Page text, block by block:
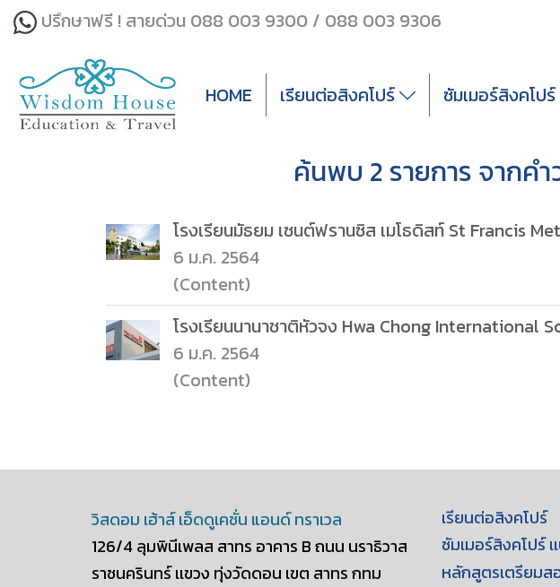
ปรึกษาฟรี ! สายด่วน 088 003 9300 / 088 003 9306
HOME เรียนต่อสิงคโปร์ ซัมเมอร์สิงคโปร์
ค้นพบ 2 รายการ จากคำ
โรงเรียนมัธยม เซนต์ฟรานซิส เมโธดิสท์ St Francis
6 ม.ค. 2564
(Content)
โรงเรียนนานาชาติหัวจง Hwa Chong International
6 ม.ค. 2564
(Content)
วิสดอม เฮ้าส์ เอ็ดดูเคชั่น แอนด์ ทราเวล
126/4 ลุมพินีเพลส สาทร อาคาร Bถนน นราธิวาส
ราชนครินทร์ เเขวง ทุ่งวัดดอน เขต สาทร กทม
เรียนต่อสิงคโปร์
ซัมเมอร์สิงคโปร์
หลักสูตรเตรียมส